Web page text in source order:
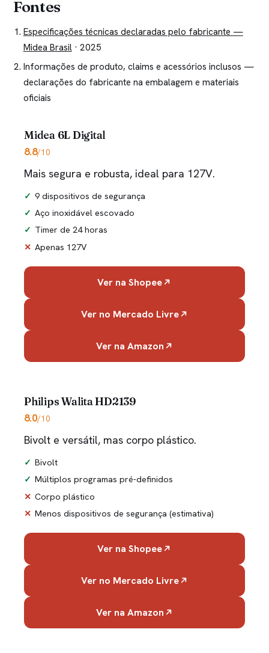
Fontes
Especificações técnicas declaradas pelo fabricante —
Midea Brasil · 2025
Informações de produto, claims e acessórios inclusos —
declarações do fabricante na embalagem e materiais
oficiais
Midea 6L Digital
8.8/10
Mais segura e robusta, ideal para 127V.
9 dispositivos de segurança
Aço inoxidável escovado
Timer de 24 horas
Apenas 127V
Ver na Shopee
Ver no Mercado Livre
Ver na Amazon
Philips Walita HD2139
8.0/10
Bivolt e versátil, mas corpo plástico.
Bivolt
Múltiplos programas pré-definidos
Corpo plástico
Menos dispositivos de segurança (estimativa)
Ver na Shopee
Ver no Mercado Livre
Ver na Amazon